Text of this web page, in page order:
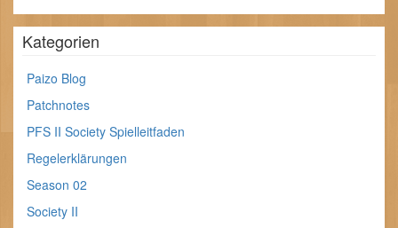
Kategorien
Paizo Blog
Patchnotes
PFS II Society Spielleitfaden
Regelerklärungen
Season 02
Society II